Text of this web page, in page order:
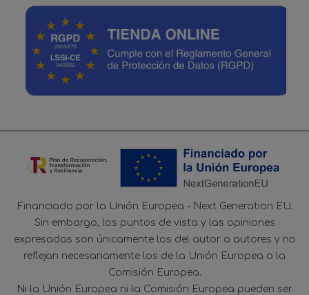
Financiado por la Unión Europea - Next Generation EU.
Sin embargo, los puntos de vista y las opiniones
expresadas son únicamente los del autor o autores y no
reflejan necesariamente los de la Unión Europea o la
Comisión Europea.
Ni la Unión Europea ni la Comisión Europea pueden ser